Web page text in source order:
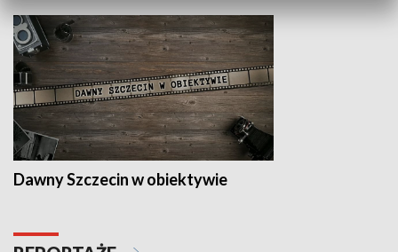
Dawny Szczecin w obiektywie